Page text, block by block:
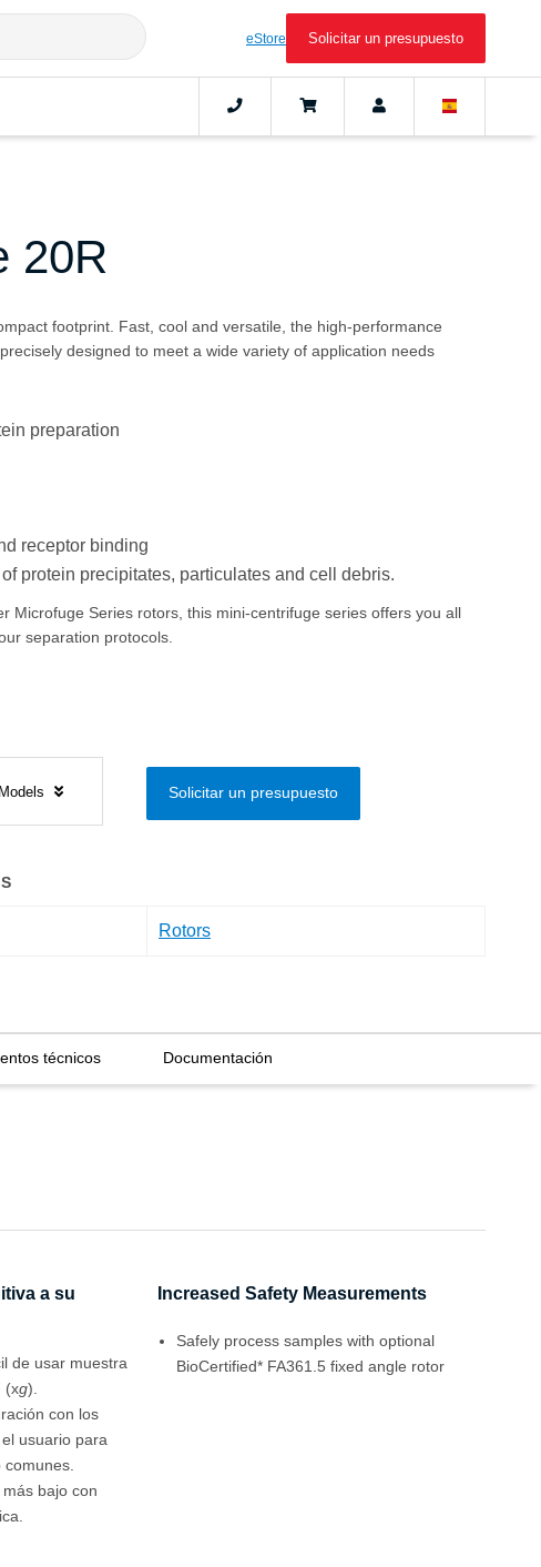
eStore Solicitar un presupuesto
20R
footprint. Fast, cool and versatile, the high-performance
designed to meet a wide variety of application needs
preparation
receptor binding
protein precipitates, particulates and cell debris.
Microfuge Series rotors, this mini-centrifuge series offers you all
separation protocols.
Solicitar un presupuesto
Rotors
técnicos Documentación
a su
de usar muestra
(xg).
con los
usuario para
bajo con
Increased Safety Measurements
Safely process samples with optional
BioCertified* FA361.5 fixed angle rotor